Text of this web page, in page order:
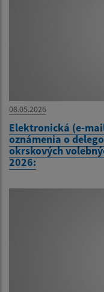
08.05.2026
Elektronická (e-
oznámenia o
okrskových
2026: